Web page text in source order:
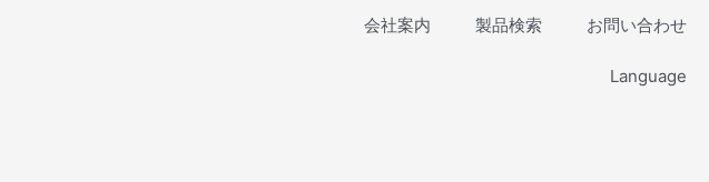
会社案内 製品検索 お問い合わせ
Language